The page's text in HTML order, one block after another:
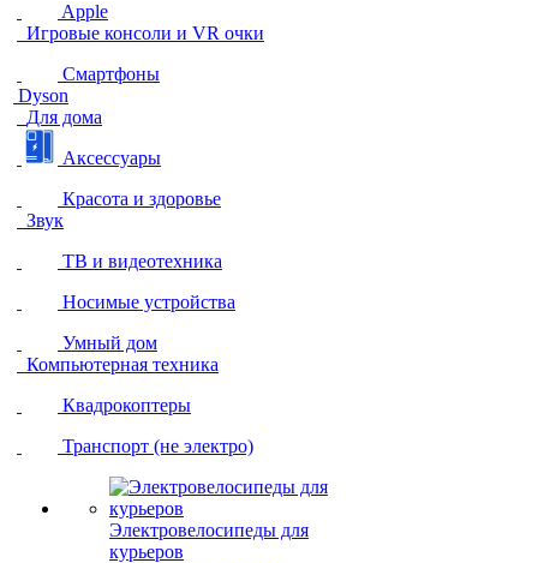
Apple
Игровые консоли и VR очки
Смартфоны
Dyson
Для дома
Аксессуары
Красота и здоровье
Звук
ТВ и видеотехника
Носимые устройства
Умный дом
Компьютерная техника
Квадрокоптеры
Транспорт (не электро)
Электровелосипеды для
курьеров